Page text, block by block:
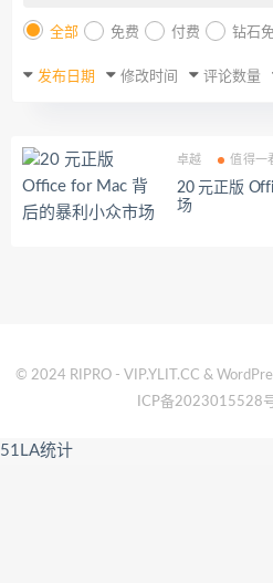
全部 免费 付费 钻石
发布日期 修改时间 评论数量
卓越 值得一
20 元正版
场
© 2024 RIPRO - VIP.YLIT.CC &
ICP备2023015528
51LA统计